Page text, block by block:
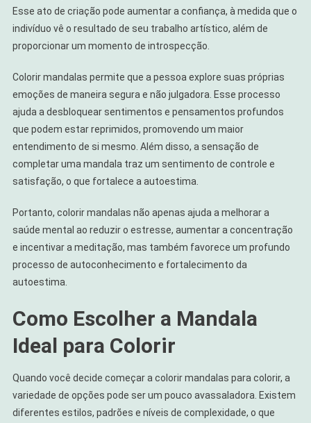
Esse ato de criação pode aumentar a confiança, à medida que o
indivíduo vê o resultado de seu trabalho artístico, além de
proporcionar um momento de introspecção.
Colorir mandalas permite que a pessoa explore suas próprias
emoções de maneira segura e não julgadora. Esse processo
ajuda a desbloquear sentimentos e pensamentos profundos
que podem estar reprimidos, promovendo um maior
entendimento de si mesmo. Além disso, a sensação de
completar uma mandala traz um sentimento de controle e
satisfação, o que fortalece a autoestima.
Portanto, colorir mandalas não apenas ajuda a melhorar a
saúde mental ao reduzir o estresse, aumentar a concentração
e incentivar a meditação, mas também favorece um profundo
processo de autoconhecimento e fortalecimento da
autoestima.
Como Escolher a Mandala
Ideal para Colorir
Quando você decide começar a colorir mandalas para colorir, a
variedade de opções pode ser um pouco avassaladora. Existem
diferentes estilos, padrões e níveis de complexidade, o que